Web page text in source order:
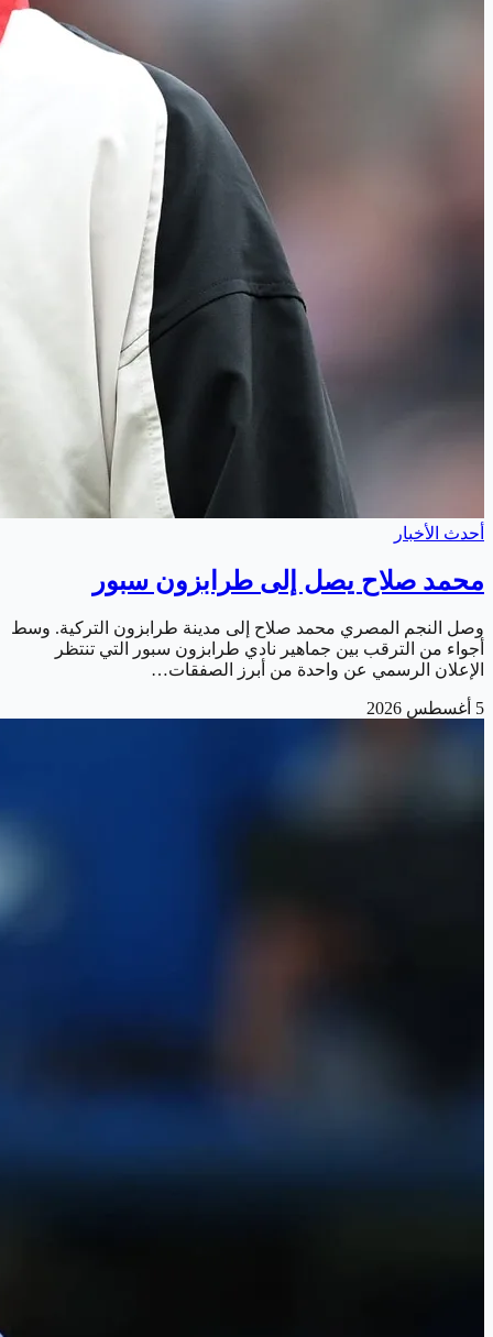
أحدث الأخبار
محمد صلاح يصل إلى طرابزون سبور
وصل النجم المصري محمد صلاح إلى مدينة طرابزون التركية. وسط
أجواء من الترقب بين جماهير نادي طرابزون سبور التي تنتظر
الإعلان الرسمي عن واحدة من أبرز الصفقات…
5 أغسطس 2026